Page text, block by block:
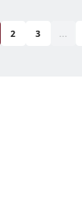
2 3 ...